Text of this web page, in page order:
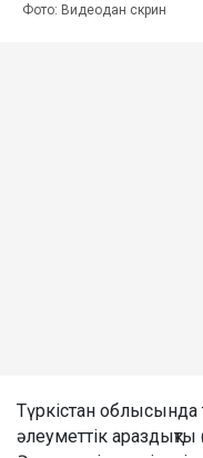
Фото: Видеодан скрин
Түркістан
әлеуметтік